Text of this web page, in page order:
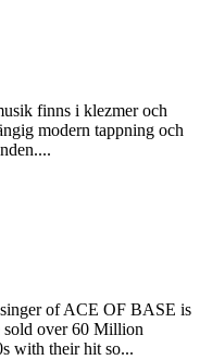
finns i klezmer och
modern tappning och
of ACE OF BASE is
sold over 60 Million
with their hit so...